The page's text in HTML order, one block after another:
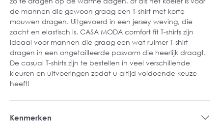
de mannen die gewoon graag een T-shirt met korte
mouwen dragen. Uitgevoerd in een jersey weving, die
zacht en elastisch is. CASA MODA comfort fit T-shirts zijn
ideaal voor mannen die graag een wat ruimer T-shirt
dragen in een ongetailleerde pasvorm die heerlijk draagt.
De casual T-shirts zijn te bestellen in veel verschillende
kleuren en uitvoeringen zodat u altijd voldoende keuze
heeft!
Kenmerken